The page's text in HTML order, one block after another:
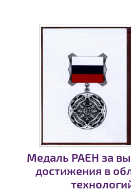
Медаль РАЕН за
достижения в